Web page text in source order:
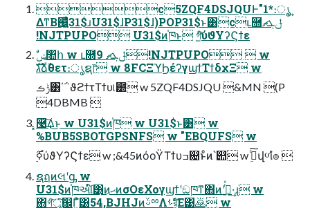
c5ZQF4DSJQUͰ"1*։ൃ͢
ΔͳΒ஌͓͖͍ͬͯͨ31$ɹU31$ɺP31$ɺ)POP31$ͱ͸cւ࿝ݪܓޗ
!NJTPUPO U31$ͷ֓ཁͱ গ͚ͩ͠ύϑΥʔϚϯε
גࣜձࣾθετ։ൃຊ෦ w 8FCΞϓϦέʔγϣϯΤϯδχΞ w
ݱࡏ͸΄΅ϑϩϯτΤϯυ୲౰ w 5ZQF4DSJQU &MN (P
4DBMB 
͓࿩͢͠Δ͜ͱ w U31$ͷ֓ཁ w U31$ͱ͸ w
%BUB5SBOTGPSNFS w "EBQUFS w
࣮ߦ࣌ύϑΥʔϚϯε w ;&45ͷόοΫΤϯυߏ଄ͱͦͷ՝୊ w ࣮ࢪͨ͠վળํ๏ 
ຊฤͷલʹᶃ w
U31$ͷ֓ཁઆ໌͸͜ͷޙͷσΟεΧογϣϯʹඞཁͳ΋ͷʹߜ͍ͬͯ·͢ɻ w
΋͏গ͠ৄ͘͠஌Γ͍ͨํ͸54,BJHJͷࢿྉΛࢀর͍͚ͯͨͩ͠Ε͹🙇 w